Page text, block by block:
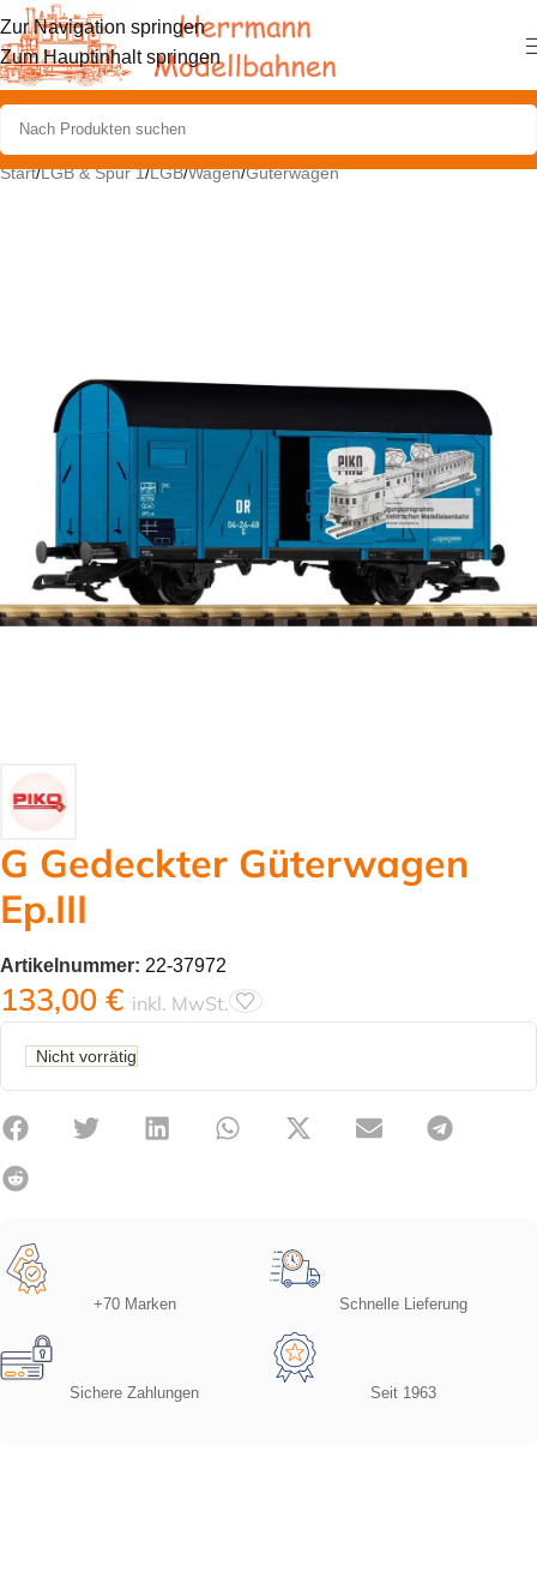
Zur Navigation springen
Zum Hauptinhalt springen
Start/LGB & Spur 1/LGB/Wagen/Güterwagen
G Gedeckter Güterwagen
Ep.III
Artikelnummer: 22-37972
133,00 € inkl. MwSt.
Nicht vorrätig
+70 Marken Schnelle Lieferung
Sichere Zahlungen Seit 1963